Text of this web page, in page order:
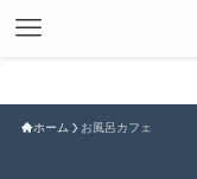
ホーム お風呂カフェ